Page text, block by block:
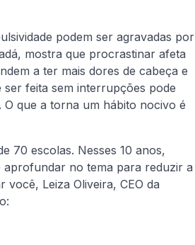
podem ser agravadas por
mostra que procrastinar afeta
a ter mais dores de cabeça e
feita sem interrupções pode
que a torna um hábito nocivo é
70 escolas. Nesses 10 anos,
aprofundar no tema para reduzir a
Leiza Oliveira, CEO da